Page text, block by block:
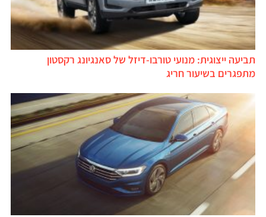
תביעה ייצוגית: מנועי טורבו-דיזל של סאנגיונג רקסטון
מתפגרים בשיעור חריג